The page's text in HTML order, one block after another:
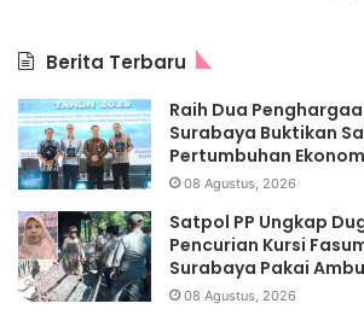
Berita Terbaru
Raih Dua
Surabaya Buktikan
Pertumbuhan
08 Agustus, 2026
Satpol PP Ungkap
Pencurian Kursi
Surabaya Pakai
08 Agustus, 2026